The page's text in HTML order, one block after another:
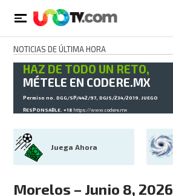
NOTICIAS DE ÚLTIMA HORA
HAZ DE TODO UN RETO,
MÉTELE EN CODERE.MX
Permiso no. DGG/SP/442/97, DGJS/234/2019. JUEGO
RESPONSABLE. +18https://www.codere.mx
Juega Ahora
Morelos – Junio 8, 2026